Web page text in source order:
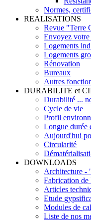
Normes,
REALISATIONS
Revue "Terre
Envoyez
Logements
Logements
Rénovation
Bureaux
Autres
DURABILITE et
Durabilité ...
Cycle de vie
Profil
Longue durée
Aujourd'hui
Circularité
DOWNLOADS
Architecture -
Fabrication de
Articles
Etude
Modules de
Liste de nos